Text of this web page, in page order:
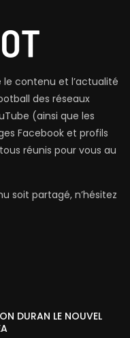
contenu et l’actualité
des réseaux
(ainsi que les
Facebook et profils
réunis pour vous au
soit partagé, n’hésitez
DURAN LE NOUVEL